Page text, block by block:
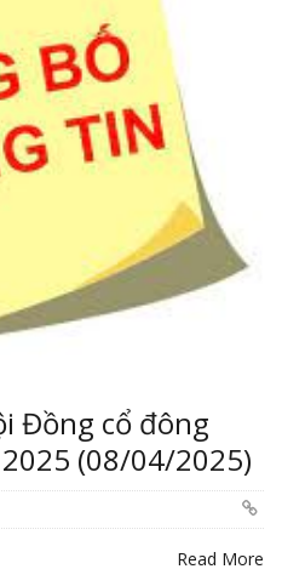
Đồng cổ đông
(08/04/2025)
Read More